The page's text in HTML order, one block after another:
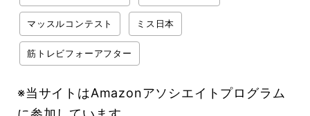
マッスルコンテスト ミス日本
筋トレビフォーアフター
※当サイトはAmazonアソシエイトプログラム